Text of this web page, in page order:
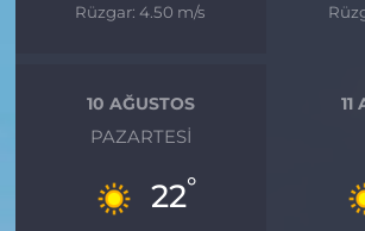
Rüzgar: 4.50 m/s
10 AĞUSTOS
PAZARTESI
22°
11